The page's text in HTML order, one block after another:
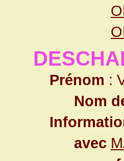
Prénom :
Nom
avec